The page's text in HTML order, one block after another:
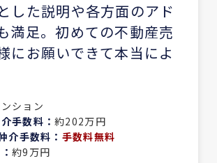
した説明や各方面のアド
満足。初めての不動産売
にお願いできて本当によ
ション
手数料：約202万円
介手数料： 手数料無料
約9万円